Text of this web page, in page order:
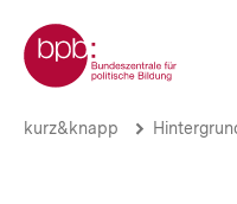
zum
Seiteninhalt
springen
Zur Startseite der bpb
Flucht
kurz&knapp